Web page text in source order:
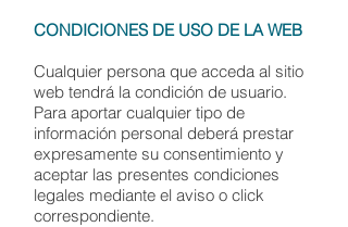
CONDICIONES DE USO DE LA WEB
Cualquier persona que acceda al sitio
web tendrá la condición de usuario.
Para aportar cualquier tipo de
información personal deberá prestar
expresamente su consentimiento y
aceptar las presentes condiciones
legales mediante el aviso o click
correspondiente.